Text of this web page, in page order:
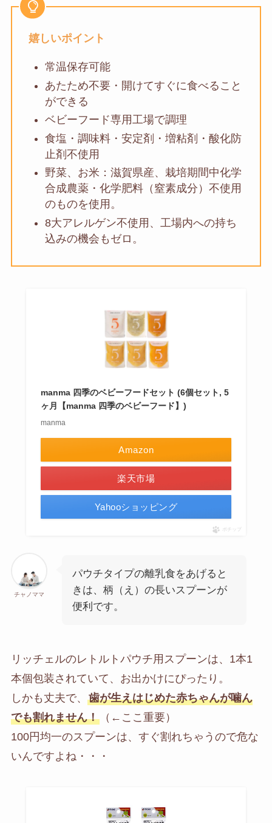
嬉しいポイント
常温保存可能
あたため不要・開けてすぐに食べること
ができる
ベビーフード専用工場で調理
食塩・調味料・安定剤・増粘剤・酸化防
止剤不使用
野菜、お米：滋賀県産、栽培期間中化学
合成農薬・化学肥料（窒素成分）不使用
のものを使用。
8大アレルゲン不使用、工場内への持ち
込みの機会もゼロ。
manma 四季のベビーフードセット (6個セット, 5
ヶ月【manma 四季のベビーフード】)
manma
Amazon
楽天市場
Yahooショッピング
ポチップ
チャノママ
パウチタイプの離乳食をあげると
きは、柄（え）の長いスプーンが
便利です。
リッチェルのレトルトパウチ用スプーンは、1本1
本個包装されていて、お出かけにぴったり。
しかも丈夫で、 歯が生えはじめた赤ちゃんが噛ん
でも割れません！（←ここ重要）
100円均一のスプーンは、すぐ割れちゃうので危な
いんですよね・・・